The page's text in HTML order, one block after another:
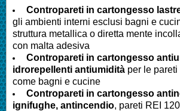
Contropareti in cartongesso
gli ambienti interni esclusi bagni e
struttura metallica o diretta mente
con malta adesiva
Contropareti in cartongesso
idrorepellenti antiumidità per le
come bagni e cucine
Contropareti in cartongesso
ignifughe, antincendio, pareti REI